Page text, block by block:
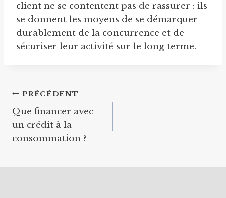
client ne se contentent pas de rassurer : ils
se donnent les moyens de se démarquer
durablement de la concurrence et de
sécuriser leur activité sur le long terme.
Navigation
de
l’article
PRÉCÉDENT
Que financer avec
un crédit à la
consommation ?